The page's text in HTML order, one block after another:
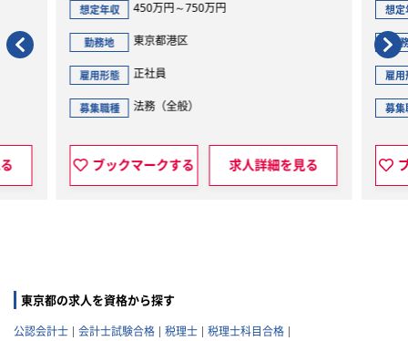
区
る 求人詳細を見る
想定年収
ブックマークする 求人
東京都の求人を資格から探す
公認会計士 会計士試験合格 税理士
税理士科目合格